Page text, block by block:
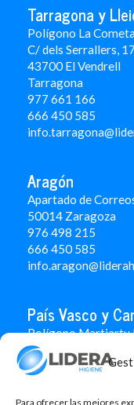
Para ofrecer las mejores
Tarragona y
Polígono La
C/ dels Serrallers,
43700 El Vendrell
Tarragona
977 661 166
666 450 585
Aragón
Apartado de
50014 Zaragoza
976 498 215
666 450 585
País Vasco y
Polígono Martiartu
48480 Arrigorriaga
Bizkaia
666 451 184